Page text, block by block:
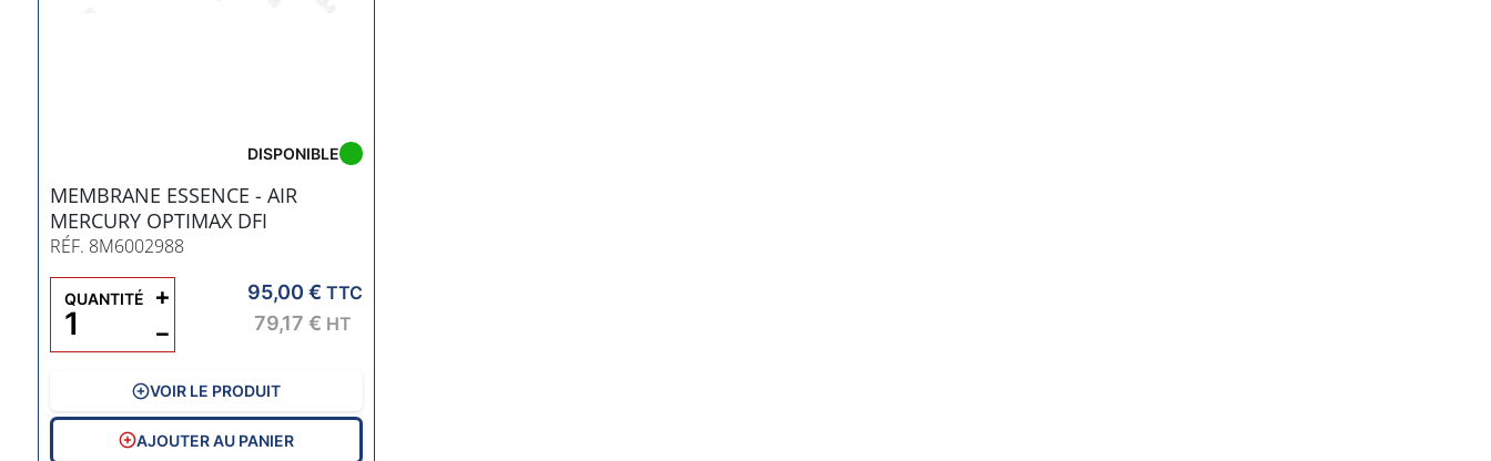
MEMBRANE ESSENCE - AIR
MERCURY OPTIMAX DFI
RÉF. 8M6002988
DISPONIBLE
95,00 € TTC
79,17 € HT
QUANTITÉ
−
+
VOIR LE PRODUIT
AJOUTER AU PANIER